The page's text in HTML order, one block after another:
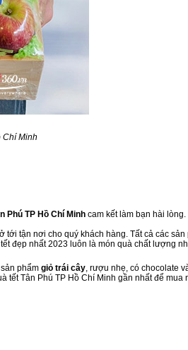
Chí Minh
Phú TP Hồ Chí Minh cam kết làm bạn hài lòng.
tận nơi cho quý khách hàng. Tất cả các
đẹp nhất 2023 luôn là món quà chất lượng
phẩm giỏ trái cây, rượu nhẹ, có chocolate
Tân Phú TP Hồ Chí Minh gần nhất để mua